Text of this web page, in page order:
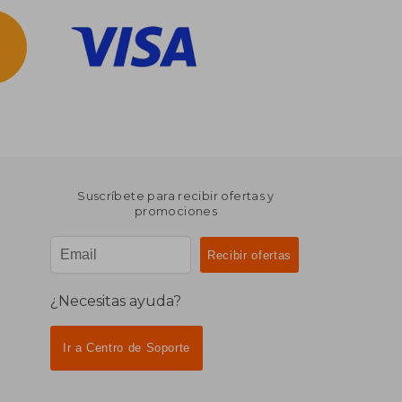
Suscríbete para recibir ofertas y
promociones
¿Necesitas ayuda?
Ir a Centro de Soporte